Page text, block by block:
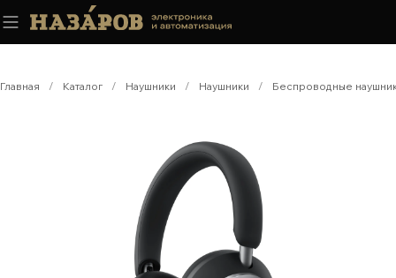
Главная / Каталог / Наушники / Наушники / Беспроводные